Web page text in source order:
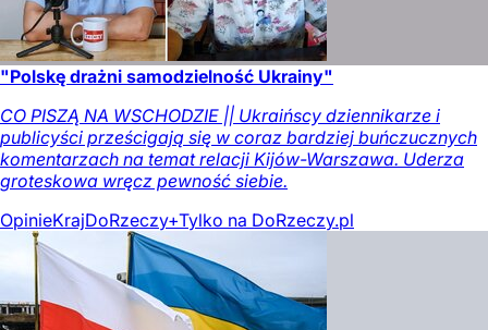
"Polskę drażni samodzielność Ukrainy"
CO PISZĄ NA WSCHODZIE || Ukraińscy dziennikarze i
publicyści prześcigają się w coraz bardziej buńczucznych
komentarzach na temat relacji Kijów-Warszawa. Uderza
groteskowa wręcz pewność siebie.
OpinieKrajDoRzeczy+Tylko na DoRzeczy.pl